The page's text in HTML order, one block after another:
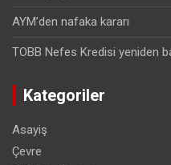
AYM’den nafaka kararı
TOBB Nefes Kredisi yeniden
Kategoriler
Asayiş
Çevre